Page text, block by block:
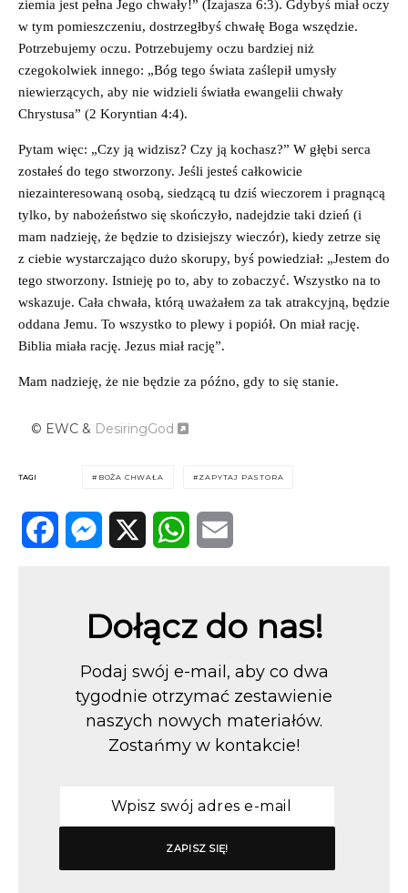
ziemia jest pełna Jego chwały!” (Izajasza 6:3). Gdybyś miał oczy
w tym pomieszczeniu, dostrzegłbyś chwałę Boga wszędzie.
Potrzebujemy oczu. Potrzebujemy oczu bardziej niż
czegokolwiek innego: „Bóg tego świata zaślepił umysły
niewierzących, aby nie widzieli światła ewangelii chwały
Chrystusa” (2 Koryntian 4:4).
Pytam więc: „Czy ją widzisz? Czy ją kochasz?” W głębi serca
zostałeś do tego stworzony. Jeśli jesteś całkowicie
niezainteresowaną osobą, siedzącą tu dziś wieczorem i pragnącą
tylko, by nabożeństwo się skończyło, nadejdzie taki dzień (i
mam nadzieję, że będzie to dzisiejszy wieczór), kiedy zetrze się
z ciebie wystarczająco dużo skorupy, byś powiedział: „Jestem do
tego stworzony. Istnieję po to, aby to zobaczyć. Wszystko na to
wskazuje. Cała chwała, którą uważałem za tak atrakcyjną, będzie
oddana Jemu. To wszystko to plewy i popiół. On miał rację.
Biblia miała rację. Jezus miał rację”.
Mam nadzieję, że nie będzie za późno, gdy to się stanie.
© EWC & DesiringGod
TAGI BOŻA CHWAŁA ZAPYTAJ PASTORA
Dołącz do nas!
Podaj swój e-mail, aby co dwa
tygodnie otrzymać zestawienie
naszych nowych materiałów.
Zostańmy w kontakcie!